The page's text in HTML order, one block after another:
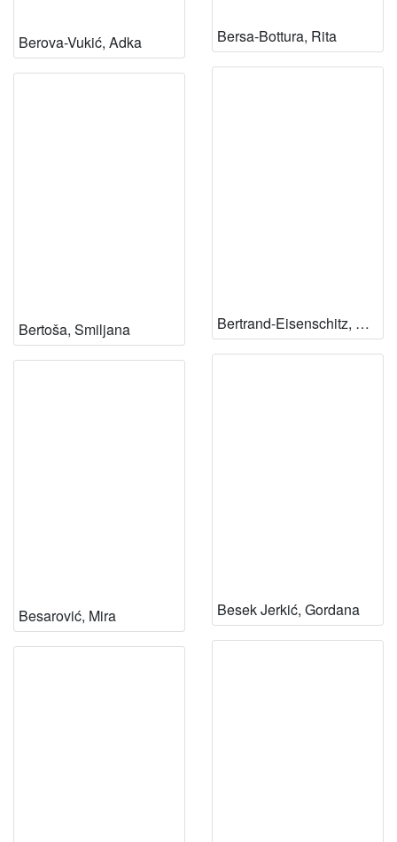
Berova-Vukić, Adka Bersa-Bottura, Rita
Bertoša, Smiljana Bertrand-Eisenschitz, Claire
Besarović, Mira Besek Jerkić, Gordana